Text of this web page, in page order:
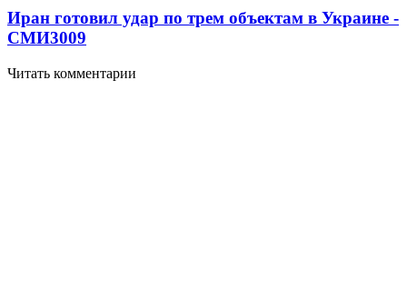
Иран готовил удар по трем объектам в Украине -
СМИ3009
Читать комментарии